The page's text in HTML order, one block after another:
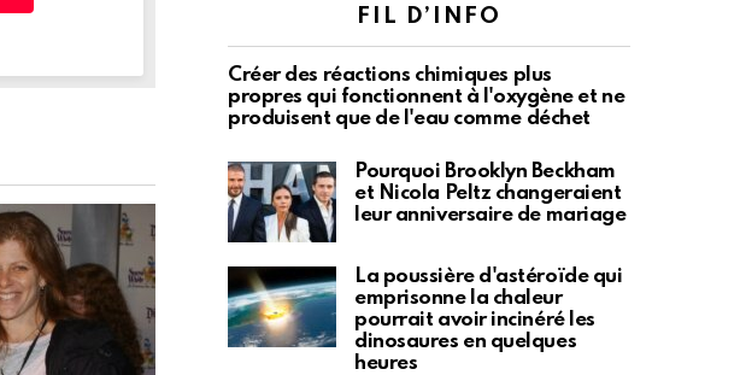
FIL D’INFO
Créer des réactions chimiques plus
propres qui fonctionnent à l'oxygène et ne
produisent que de l'eau comme déchet
Pourquoi Brooklyn Beckham
et Nicola Peltz changeraient
leur anniversaire de mariage
La poussière d'astéroïde qui
emprisonne la chaleur
pourrait avoir incinéré les
dinosaures en quelques
heures